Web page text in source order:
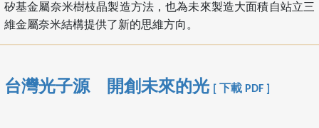
矽基金屬奈米樹枝晶製造方法，也為未來製造大面積自站立三
維金屬奈米結構提供了新的思維方向。
台灣光子源 開創未來的光 [ 下載 PDF ]